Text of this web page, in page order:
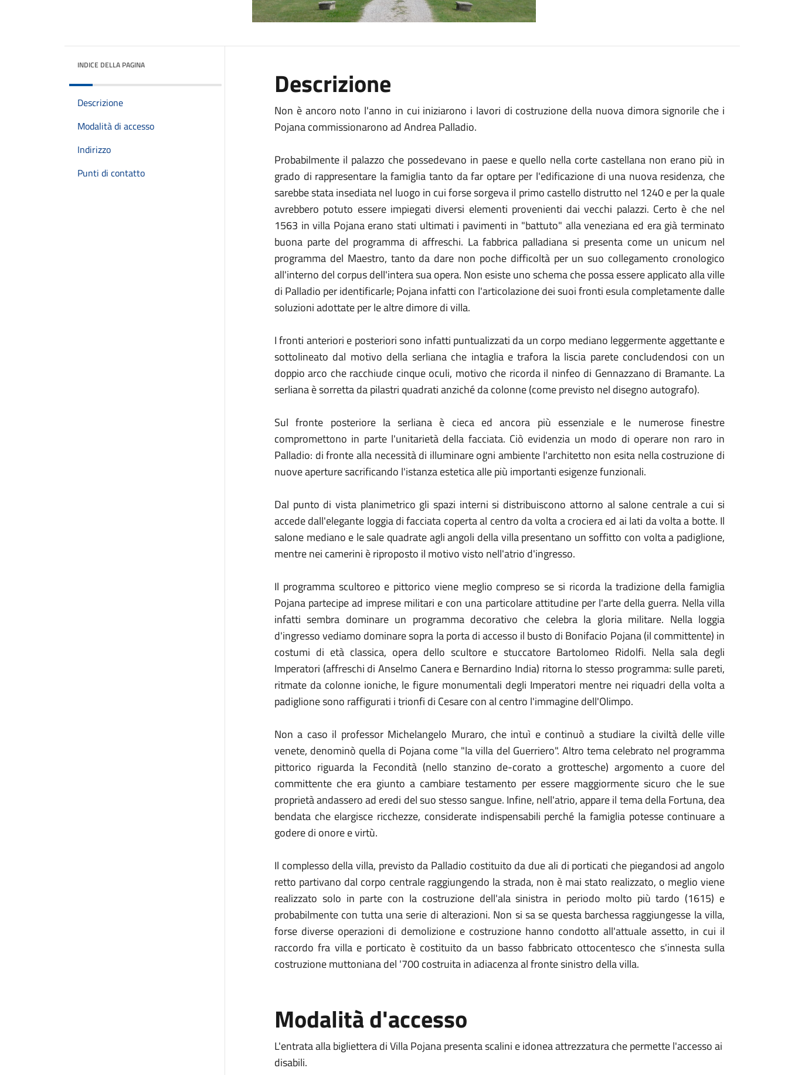
INDICE DELLA PAGINA
Descrizione
Modalità di accesso
Indirizzo
Punti di contatto
Descrizione
Non è ancoro noto l'anno in cui iniziarono i lavori di costruzione della nuova dimora signorile che i
Pojana commissionarono ad Andrea Palladio.
Probabilmente il palazzo che possedevano in paese e quello nella corte castellana non erano più in
grado di rappresentare la famiglia tanto da far optare per l'edificazione di una nuova residenza, che
sarebbe stata insediata nel luogo in cui forse sorgeva il primo castello distrutto nel 1240 e per la quale
avrebbero potuto essere impiegati diversi elementi provenienti dai vecchi palazzi. Certo è che nel
1563 in villa Pojana erano stati ultimati i pavimenti in "battuto" alla veneziana ed era già terminato
buona parte del programma di affreschi. La fabbrica palladiana si presenta come un unicum nel
programma del Maestro, tanto da dare non poche difficoltà per un suo collegamento cronologico
all'interno del corpus dell'intera sua opera. Non esiste uno schema che possa essere applicato alla ville
di Palladio per identificarle; Pojana infatti con l'articolazione dei suoi fronti esula completamente dalle
soluzioni adottate per le altre dimore di villa.
I fronti anteriori e posteriori sono infatti puntualizzati da un corpo mediano leggermente aggettante e
sottolineato dal motivo della serliana che intaglia e trafora la liscia parete concludendosi con un
doppio arco che racchiude cinque oculi, motivo che ricorda il ninfeo di Gennazzano di Bramante. La
serliana è sorretta da pilastri quadrati anziché da colonne (come previsto nel disegno autografo).
Sul fronte posteriore la serliana è cieca ed ancora più essenziale e le numerose finestre
compromettono in parte l'unitarietà della facciata. Ciò evidenzia un modo di operare non raro in
Palladio: di fronte alla necessità di illuminare ogni ambiente l'architetto non esita nella costruzione di
nuove aperture sacrificando l'istanza estetica alle più importanti esigenze funzionali.
Dal punto di vista planimetrico gli spazi interni si distribuiscono attorno al salone centrale a cui si
accede dall'elegante loggia di facciata coperta al centro da volta a crociera ed ai lati da volta a botte. Il
salone mediano e le sale quadrate agli angoli della villa presentano un soffitto con volta a padiglione,
mentre nei camerini è riproposto il motivo visto nell'atrio d'ingresso.
Il programma scultoreo e pittorico viene meglio compreso se si ricorda la tradizione della famiglia
Pojana partecipe ad imprese militari e con una particolare attitudine per l'arte della guerra. Nella villa
infatti sembra dominare un programma decorativo che celebra la gloria militare. Nella loggia
d'ingresso vediamo dominare sopra la porta di accesso il busto di Bonifacio Pojana (il committente) in
costumi di età classica, opera dello scultore e stuccatore Bartolomeo Ridolfi. Nella sala degli
Imperatori (affreschi di Anselmo Canera e Bernardino India) ritorna lo stesso programma: sulle pareti,
ritmate da colonne ioniche, le figure monumentali degli Imperatori mentre nei riquadri della volta a
padiglione sono raffigurati i trionfi di Cesare con al centro l'immagine dell'Olimpo.
Non a caso il professor Michelangelo Muraro, che intuì e continuò a studiare la civiltà delle ville
venete, denominò quella di Pojana come "la villa del Guerriero". Altro tema celebrato nel programma
pittorico riguarda la Fecondità (nello stanzino de-corato a grottesche) argomento a cuore del
committente che era giunto a cambiare testamento per essere maggiormente sicuro che le sue
proprietà andassero ad eredi del suo stesso sangue. Infine, nell'atrio, appare il tema della Fortuna, dea
bendata che elargisce ricchezze, considerate indispensabili perché la famiglia potesse continuare a
godere di onore e virtù.
Il complesso della villa, previsto da Palladio costituito da due ali di porticati che piegandosi ad angolo
retto partivano dal corpo centrale raggiungendo la strada, non è mai stato realizzato, o meglio viene
realizzato solo in parte con la costruzione dell'ala sinistra in periodo molto più tardo (1615) e
probabilmente con tutta una serie di alterazioni. Non si sa se questa barchessa raggiungesse la villa,
forse diverse operazioni di demolizione e costruzione hanno condotto all'attuale assetto, in cui il
raccordo fra villa e porticato è costituito da un basso fabbricato ottocentesco che s'innesta sulla
costruzione muttoniana del '700 costruita in adiacenza al fronte sinistro della villa.
Modalità d'accesso
L'entrata alla bigliettera di Villa Pojana presenta scalini e idonea attrezzatura che permette l'accesso ai
disabili.